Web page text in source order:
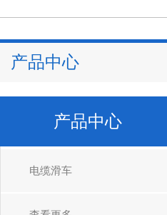
产品中心
产品中心
电缆滑车